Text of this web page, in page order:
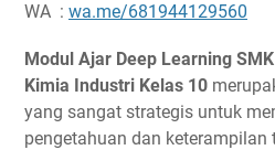
WA : wa.me/681944129560
Modul Ajar Deep Learning
Kimia Industri Kelas 10
yang sangat strategis untuk
pengetahuan dan